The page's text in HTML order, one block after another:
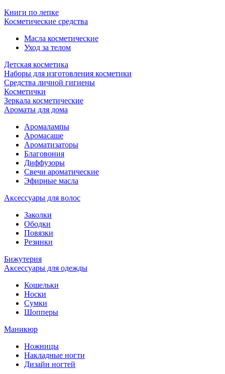
Книги по лепке
Косметические средства
Масла косметические
Уход за телом
Детская косметика
Наборы для изготовления косметики
Средства личной гигиены
Косметички
Зеркала косметические
Ароматы для дома
Аромалампы
Аромасаше
Ароматизаторы
Благовония
Диффузоры
Свечи ароматические
Эфирные масла
Аксессуары для волос
Заколки
Ободки
Повязки
Резинки
Бижутерия
Аксессуары для одежды
Кошельки
Носки
Сумки
Шопперы
Маникюр
Ножницы
Накладные ногти
Дизайн ногтей